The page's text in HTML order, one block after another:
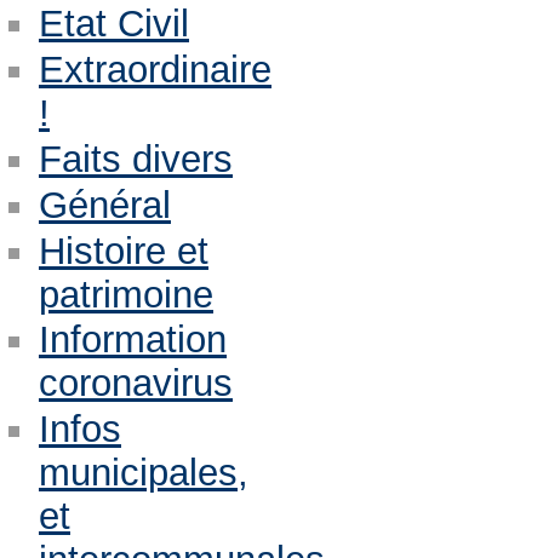
Etat Civil
Extraordinaire
!
Faits divers
Général
Histoire et
patrimoine
Information
coronavirus
Infos
municipales,
et